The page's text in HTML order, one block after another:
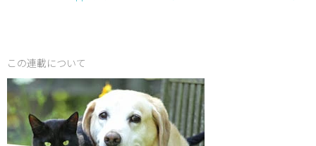
この連載について